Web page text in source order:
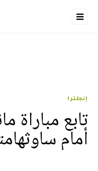
إنجلترا
تابع مباراة
أمام